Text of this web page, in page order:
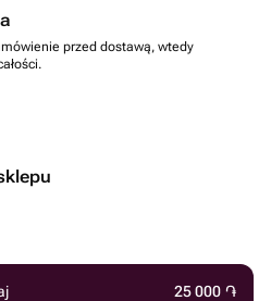
przed dostawą, wtedy
25 000 ֏